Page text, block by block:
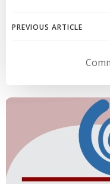
PREVIOUS ARTICLE